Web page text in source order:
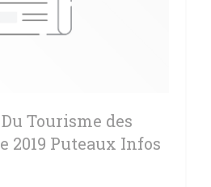
Tourisme des
2019 Puteaux Infos